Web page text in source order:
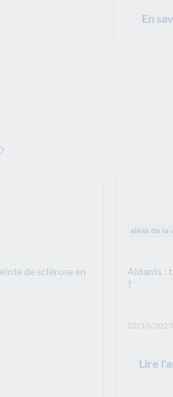
En
vous intéresser
aussi vous intéresser
de sclérose en
aléas de la
Aidants :
?
Date de
02/10/2023
Lire